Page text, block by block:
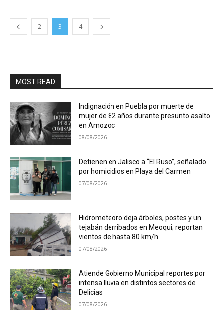
2 3 4
MOST READ
Indignación en Puebla por muerte de
mujer de 82 años durante presunto asalto
en Amozoc
08/08/2026
Detienen en Jalisco a “El Ruso”, señalado
por homicidios en Playa del Carmen
07/08/2026
Hidrometeoro deja árboles, postes y un
tejabán derribados en Meoqui; reportan
vientos de hasta 80 km/h
07/08/2026
Atiende Gobierno Municipal reportes por
intensa lluvia en distintos sectores de
Delicias
07/08/2026